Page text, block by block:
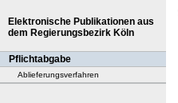
Elektronische Publikationen aus
dem Regierungsbezirk Köln
Pflichtabgabe
Ablieferungsverfahren